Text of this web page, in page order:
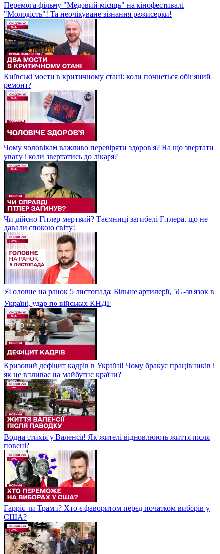
Перемога фільму "Медовий місяць" на кінофестивалі
"Молодість"! Та неочікуване зізнання режисерки!
Київські мости в критичному стані: коли почнеться обіцяний
ремонт?
Чому чоловікам важливо перевіряти здоров'я? На що звертати
увагу і коли звертатись до лікаря?
Чи дійсно Гітлер мертвий? Таємниці загибелі Гітлера, що не
давали спокою світу!
⚡Головне на ранок 5 листопада: Більше артилерії, 5G-зв'язок в
Україні, удар по військах КНДР
Кризовий дефіцит кадрів в Україні! Чому бракує працівників і
як це впливає на майбутнє країни?
Водна стихія у Валенсії! Як жителі відновлюють життя після
повені?
Гарріс чи Трамп? Хто є фаворитом перед початком виборів у
США?